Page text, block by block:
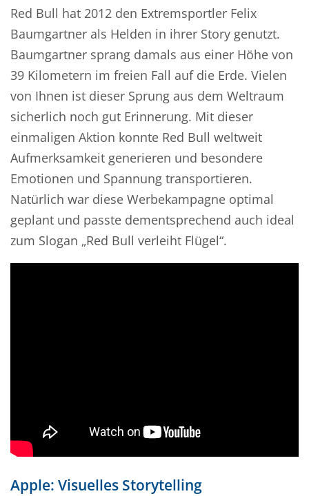
Red Bull hat 2012 den Extremsportler Felix
Baumgartner als Helden in ihrer Story genutzt.
Baumgartner sprang damals aus einer Höhe von
39 Kilometern im freien Fall auf die Erde. Vielen
von Ihnen ist dieser Sprung aus dem Weltraum
sicherlich noch gut Erinnerung. Mit dieser
einmaligen Aktion konnte Red Bull weltweit
Aufmerksamkeit generieren und besondere
Emotionen und Spannung transportieren.
Natürlich war diese Werbekampagne optimal
geplant und passte dementsprechend auch ideal
zum Slogan „Red Bull verleiht Flügel“.
Apple: Visuelles Storytelling